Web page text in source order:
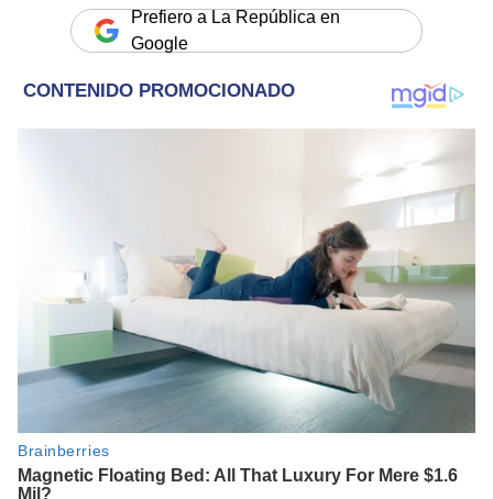
Prefiero a La República en
Google